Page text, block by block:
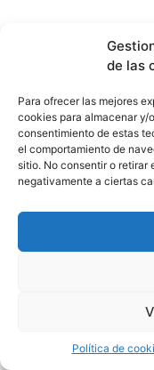
de las
Para ofrecer las mejores
cookies para almacenar y/
consentimiento de estas
el comportamiento de
sitio. No consentir o retirar
negativamente a ciertas
Política de